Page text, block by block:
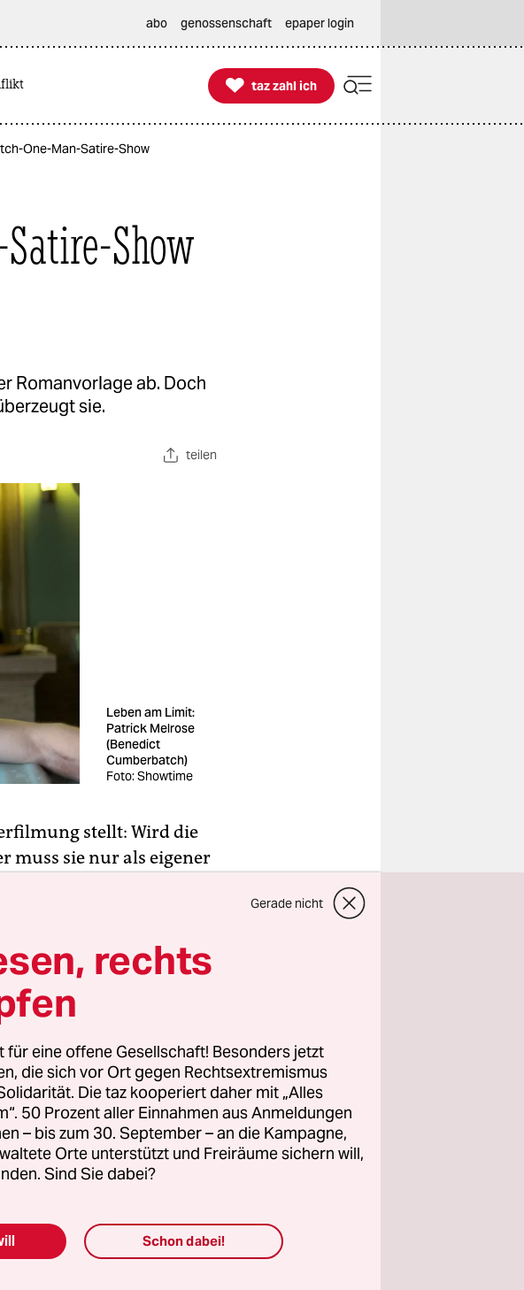
abo genossenschaft epaper login

taz zahl ich
taz zahl ich
One-Man-Satire-Show
Show
Romanvorlage ab. Doch
sie.
teilen
Leben am Limit:
Patrick Melrose
(Benedict
Cumberbatch)
Foto: Showtime
stellt: Wird die
muss sie nur als eigener
von Edward St Aubyn
als Angehöriger
bis zu eigenen
fünf Romane. Für die
Berger
Verhältnisse“
Der Grund ist
Sherlock-Interpretation
es
die erste Folge sollte
Gerade nicht
rechts
eine offene Gesellschaft! Besonders jetzt
die sich vor Ort gegen Rechtsextremismus
Die taz kooperiert daher mit „Alles
50 Prozent aller Einnahmen aus Anmeldungen
– bis zum 30. September – an die Kampagne,
Orte unterstützt und Freiräume sichern will,
Sind Sie dabei?
Schon dabei!